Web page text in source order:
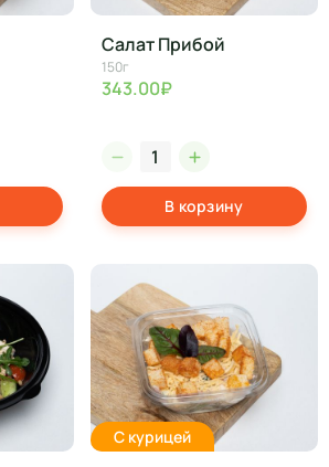
Салат Прибой
150г
343.00₽
В корзину
С курицей